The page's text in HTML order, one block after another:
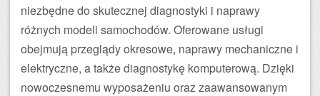
niezbędne do skutecznej diagnostyki i naprawy
różnych modeli samochodów. Oferowane usługi
obejmują przeglądy okresowe, naprawy mechaniczne i
elektryczne, a także diagnostykę komputerową. Dzięki
nowoczesnemu wyposażeniu oraz zaawansowanym